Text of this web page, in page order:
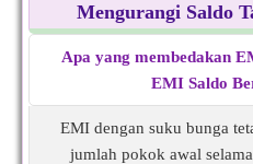
Mengurangi Saldo
Apa yang membedakan
EMI Saldo
EMI dengan suku bunga
jumlah pokok awal